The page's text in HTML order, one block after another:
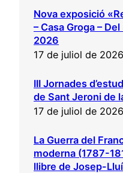
Nova exposició
– Casa Groga –
2026
17 de juliol de 2026
III Jornades
de Sant Jeroni de
17 de juliol de 2026
La Guerra del
moderna (1787-
llibre de Josep-